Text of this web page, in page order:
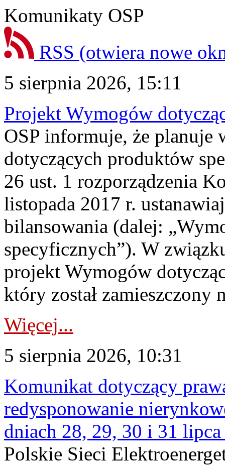
Komunikaty OSP
RSS (otwiera nowe
5 sierpnia 2026, 15:11
Projekt Wymogów
OSP informuje, że planuje
dotyczących produktów
26 ust. 1 rozporządzenia
listopada 2017 r.
bilansowania (dalej:
specyficznych”). W
projekt Wymogów
który został zamieszczony
Więcej...
5 sierpnia 2026, 10:31
Komunikat dotyczący
redysponowanie
dniach 28, 29, 30 i 31
Polskie Sieci